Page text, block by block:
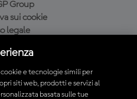
Group
sui cookie
legale
di acquisto
e tecnologie simili per
siti web, prodotti e servizi al
basata sulle tue